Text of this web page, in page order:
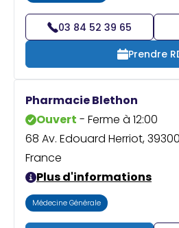
03 84 52 39 65
Prendre
Pharmacie Blethon
Ouvert - Ferme à 12:00
68 Av. Edouard Herriot,
France
Plus d'informations
Médecine Générale